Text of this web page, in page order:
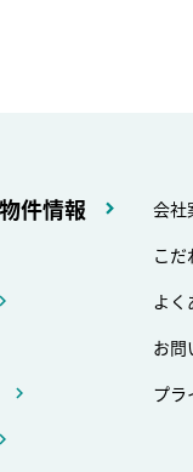
件情報
会社
こだ
よく
お問
プラ